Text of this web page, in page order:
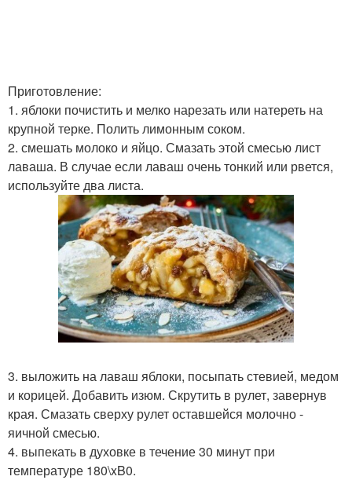
Приготовление:
1. яблоки почистить и мелко нарезать или натереть на
крупной терке. Полить лимонным соком.
2. смешать молоко и яйцо. Смазать этой смесью лист
лаваша. В случае если лаваш очень тонкий или рвется,
используйте два листа.
3. выложить на лаваш яблоки, посыпать стевией, медом
и корицей. Добавить изюм. Скрутить в рулет, завернув
края. Смазать сверху рулет оставшейся молочно -
яичной смесью.
4. выпекать в духовке в течение 30 минут при
температуре 180\xB0.